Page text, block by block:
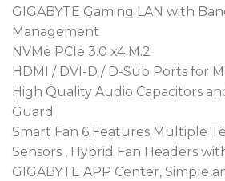
GIGABYTE Gaming LAN with
Management
NVMe PCIe 3.0 x4 M.2
HDMI / DVI-D / D-Sub Ports for
High Quality Audio Capacitors
Guard
Smart Fan 6 Features Multiple
Sensors , Hybrid Fan Headers
GIGABYTE APP Center, Simple